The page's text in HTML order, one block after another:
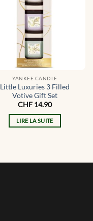
YANKEE CANDLE
Little Luxuries 3 Filled
Votive Gift Set
CHF 14.90
LIRE LA SUITE